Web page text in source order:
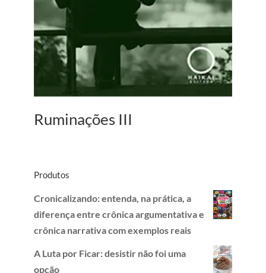
Ruminações III
Produtos
Cronicalizando: entenda, na prática, a
diferença entre crônica argumentativa e
crônica narrativa com exemplos reais
A Luta por Ficar: desistir não foi uma
opção